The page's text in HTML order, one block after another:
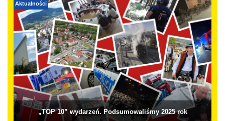
Aktualności
„TOP 10” wydarzeń. Podsumowaliśmy 2025 rok